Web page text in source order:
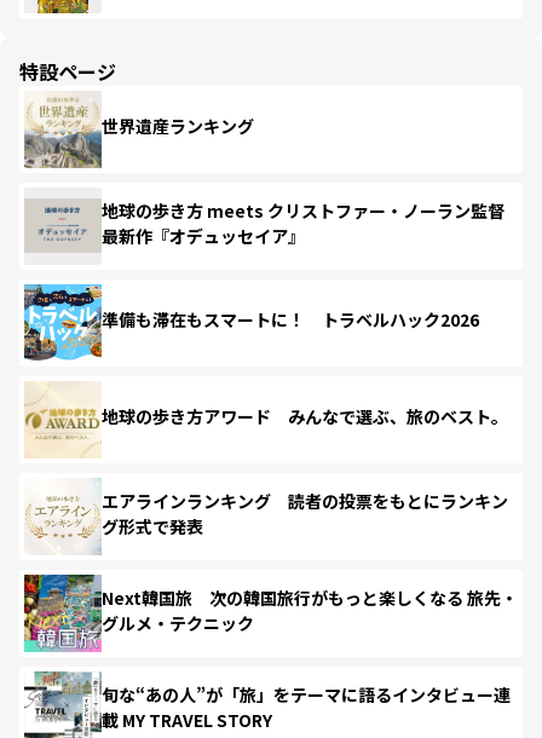
特設ページ
世界遺産ランキング
地球の歩き方 meets クリストファー・ノーラン監督
最新作『オデュッセイア』
準備も滞在もスマートに！ トラベルハック2026
地球の歩き方アワード みんなで選ぶ、旅のベスト。
エアラインランキング 読者の投票をもとにランキン
グ形式で発表
Next韓国旅 次の韓国旅行がもっと楽しくなる 旅先・
グルメ・テクニック
旬な“あの人”が「旅」をテーマに語るインタビュー連
載 MY TRAVEL STORY